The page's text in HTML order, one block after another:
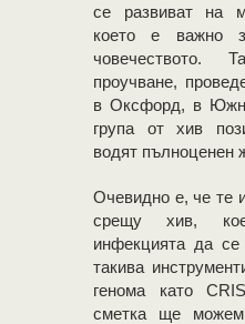
се развиват на
което е важно
човечеството.
проучване,
в Оксфорд, в
група от хив
водят пълноценен
Очевидно е, че те
срещу хив,
инфекцията да
такива
генома като
сметка ще